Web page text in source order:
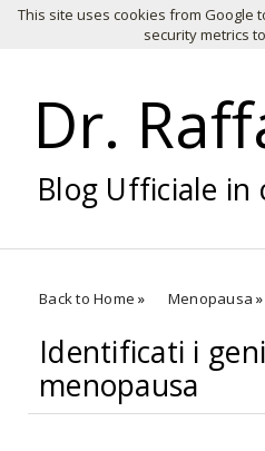
HOME Chi Siamo
Dr.
Blog Ufficiale in
Back to Home » Menopausa »
Identificati i
menopausa
This site uses cookies from Google
security metrics